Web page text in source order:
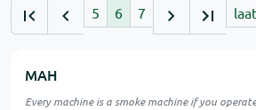
5 6 7
MAH
Every machine is a smoke machine if you